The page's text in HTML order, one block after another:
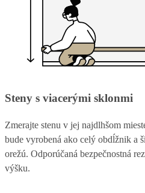
Steny s viacerými sklonmi
Zmerajte stenu v jej najdlhšom
bude vyrobená ako celý obdĺžnik a
orežú. Odporúčaná bezpečnostná
výšku.